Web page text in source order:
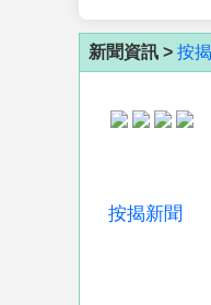
新聞資訊 > 按
按揭新聞